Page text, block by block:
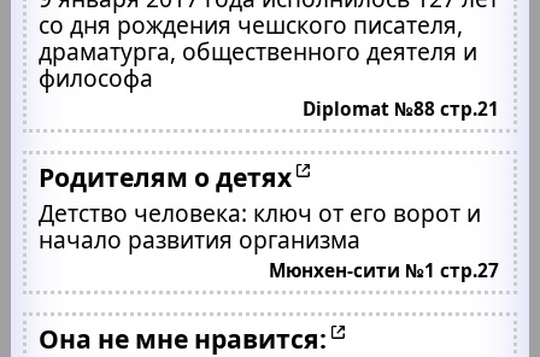
со дня рождения чешского писателя,
драматурга, общественного деятеля и
философа
Diplomat №88 стр.21
Родителям о детях
Детство человека: ключ от его ворот и
начало развития организма
Мюнхен-сити №1 стр.27
Она не мне нравится: